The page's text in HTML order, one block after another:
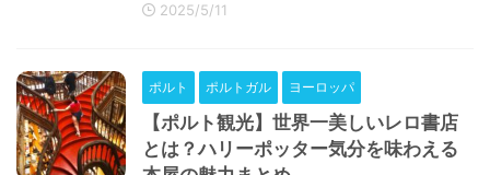
2025/5/11
ポルト ポルトガル ヨーロッパ
【ポルト観光】世界一美しいレロ書店
とは？ハリーポッター気分を味わえる